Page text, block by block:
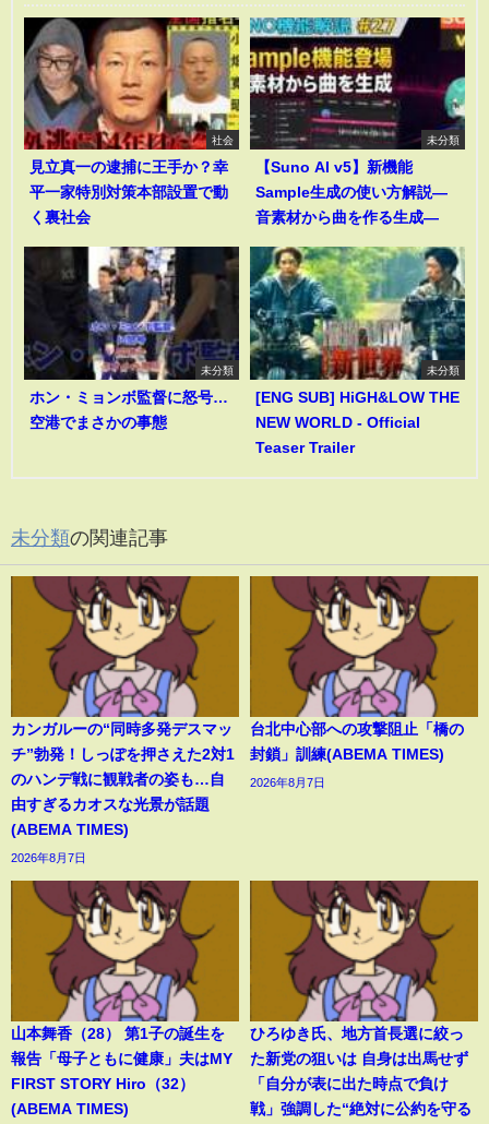
社会
見立真一の逮捕に王手か？幸
平一家特別対策本部設置で動
く裏社会
未分類
【Suno AI v5】新機能
Sample生成の使い方解説―
音素材から曲を作る生成―
未分類
ホン・ミョンボ監督に怒号…
空港でまさかの事態
未分類
[ENG SUB] HiGH&LOW THE
NEW WORLD - Official
Teaser Trailer
未分類の関連記事
カンガルーの“同時多発デスマッ
チ”勃発！しっぽを押さえた2対1
のハンデ戦に観戦者の姿も…自
由すぎるカオスな光景が話題
(ABEMA TIMES)
2026年8月7日
台北中心部への攻撃阻止「橋の
封鎖」訓練(ABEMA TIMES)
2026年8月7日
山本舞香（28） 第1子の誕生を
報告「母子ともに健康」夫はMY
FIRST STORY Hiro（32）
(ABEMA TIMES)
ひろゆき氏、地方首長選に絞っ
た新党の狙いは 自身は出馬せず
「自分が表に出た時点で負け
戦」強調した“絶対に公約を守る